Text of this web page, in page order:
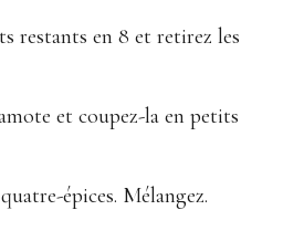
restants en 8 et retirez les
et coupez-la en petits
épices. Mélangez.